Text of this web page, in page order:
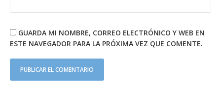
GUARDA MI NOMBRE, CORREO ELECTRÓNICO Y WEB EN
ESTE NAVEGADOR PARA LA PRÓXIMA VEZ QUE COMENTE.